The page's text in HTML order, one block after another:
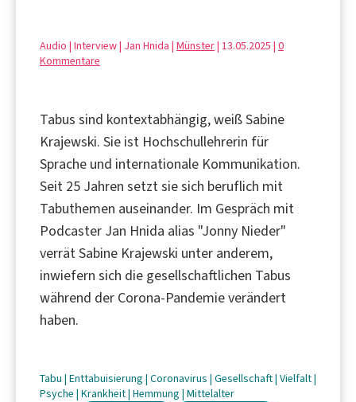
Audio | Interview | Jan Hnida | Münster| 13.05.2025 | 0
Kommentare
Tabus sind kontextabhängig, weiß Sabine
Krajewski. Sie ist Hochschullehrerin für
Sprache und internationale Kommunikation.
Seit 25 Jahren setzt sie sich beruflich mit
Tabuthemen auseinander. Im Gespräch mit
Podcaster Jan Hnida alias "Jonny Nieder"
verrät Sabine Krajewski unter anderem,
inwiefern sich die gesellschaftlichen Tabus
während der Corona-Pandemie verändert
haben.
Tabu | Enttabuisierung | Coronavirus | Gesellschaft| Vielfalt|
Psyche | Krankheit| Hemmung | Mittelalter